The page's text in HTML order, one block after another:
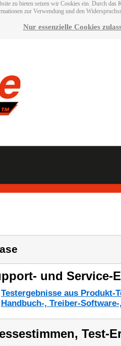
zu bieten setzen wir Cookies ein. Durch
zur Verwendung und den
Nur essenzielle Cookies
und Service-
Testergebnisse aus Produkt-
Handbuch-, Treiber-
Test-